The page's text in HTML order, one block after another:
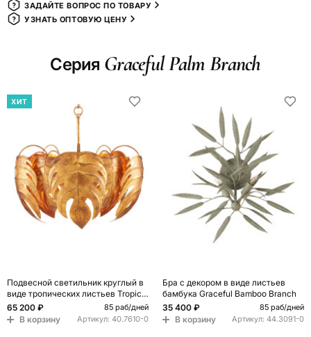
ЗАДАЙТЕ ВОПРОС ПО ТОВАРУ
УЗНАТЬ ОПТОВУЮ ЦЕНУ
Серия Graceful Palm Branch
ХИТ
Подвесной светильник круглый в
виде тропических листьев Tropical
Leaves Monstera
65 200 ₽ 85 раб/дней
В корзину Артикул: 40.7610-0
Бра c декором в виде листьев
бамбука Graceful Bamboo Branch
35 400 ₽
85 раб/дней
В корзину Артикул: 44.3091-0